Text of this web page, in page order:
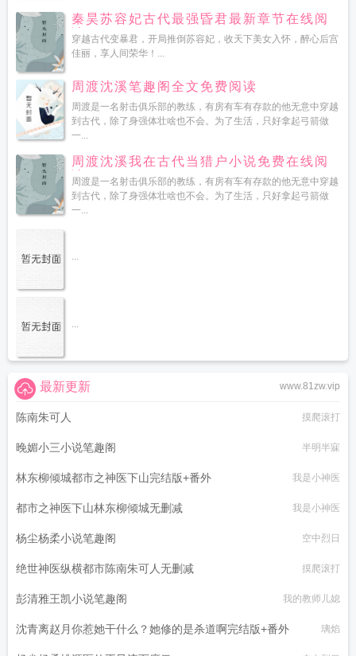
秦昊苏容妃古代最强昏君最新章节在线阅
读
穿越古代变暴君，开局推倒苏容妃，收天下美女入怀，醉心后宫
佳丽，享人间荣华！...
周渡沈溪笔趣阁全文免费阅读
周渡是一名射击俱乐部的教练，有房有车有存款的他无意中穿越
到古代，除了身强体壮啥也不会。为了生活，只好拿起弓箭做
一...
周渡沈溪我在古代当猎户小说免费在线阅
读
周渡是一名射击俱乐部的教练，有房有车有存款的他无意中穿越
到古代，除了身强体壮啥也不会。为了生活，只好拿起弓箭做
一...
...
...
www.81zw.vip
最新更新
陈南朱可人 摸爬滚打
晚媚小三小说笔趣阁 半明半寐
林东柳倾城都市之神医下山完结版+番外 我是小神医
都市之神医下山林东柳倾城无删减 我是小神医
杨尘杨柔小说笔趣阁 空中烈日
绝世神医纵横都市陈南朱可人无删减 摸爬滚打
彭清雅王凯小说笔趣阁 我的教师儿媳
沈青离赵月你惹她干什么？她修的是杀道啊完结版+番外 璃焰